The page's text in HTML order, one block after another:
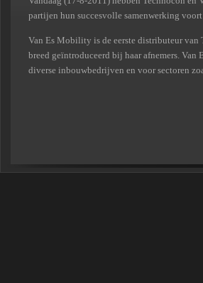
partijen hun succesvolle samenwerking
Van Es Mobility is de eerste distributeur van
breed geïntroduceerd bij haar afnemers.
diverse inbouwbedrijven en voor sectoren